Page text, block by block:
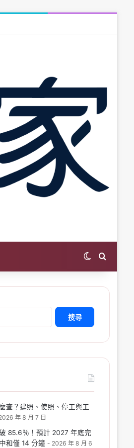
Switch skin
搜
尋
鍵
查？建照、使照、停工與工
年 8 月 7 日
85.6％！預計 2027 年底完
和僅 14 分鐘
2026 年 8 月 6